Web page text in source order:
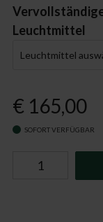
Leuchtmittel
Leuchtmittel
€ 165,00
SOFORT VERFÜGBAR